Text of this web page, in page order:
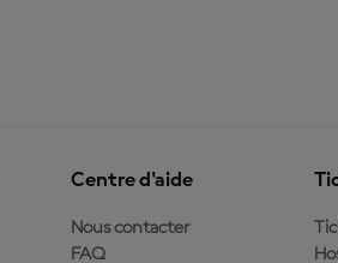
Centre d'aide
Nous contacter
FAQ